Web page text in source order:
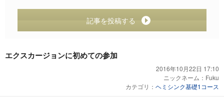
記事を投稿する
エクスカージョンに初めての参加
2016年10月22日 17:10
ニックネーム： Fuku
カテゴリ： ヘミシンク基礎1コース